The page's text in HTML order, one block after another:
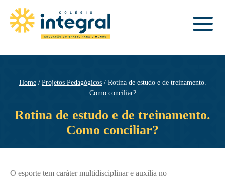
Home Projetos Pedagógicos
Rotina de estudo e de treinamento.
Como conciliar?
Rotina de estudo e de treinamento.
Como conciliar?
O esporte tem caráter multidisciplinar e auxilia no